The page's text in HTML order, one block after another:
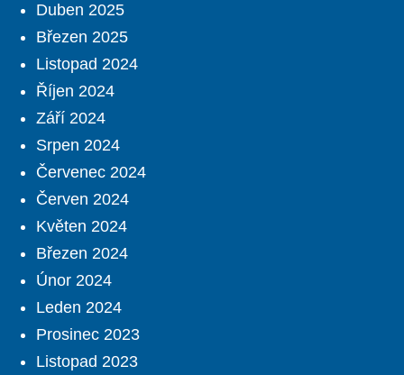
Duben 2025
Březen 2025
Listopad 2024
Říjen 2024
Září 2024
Srpen 2024
Červenec 2024
Červen 2024
Květen 2024
Březen 2024
Únor 2024
Leden 2024
Prosinec 2023
Listopad 2023